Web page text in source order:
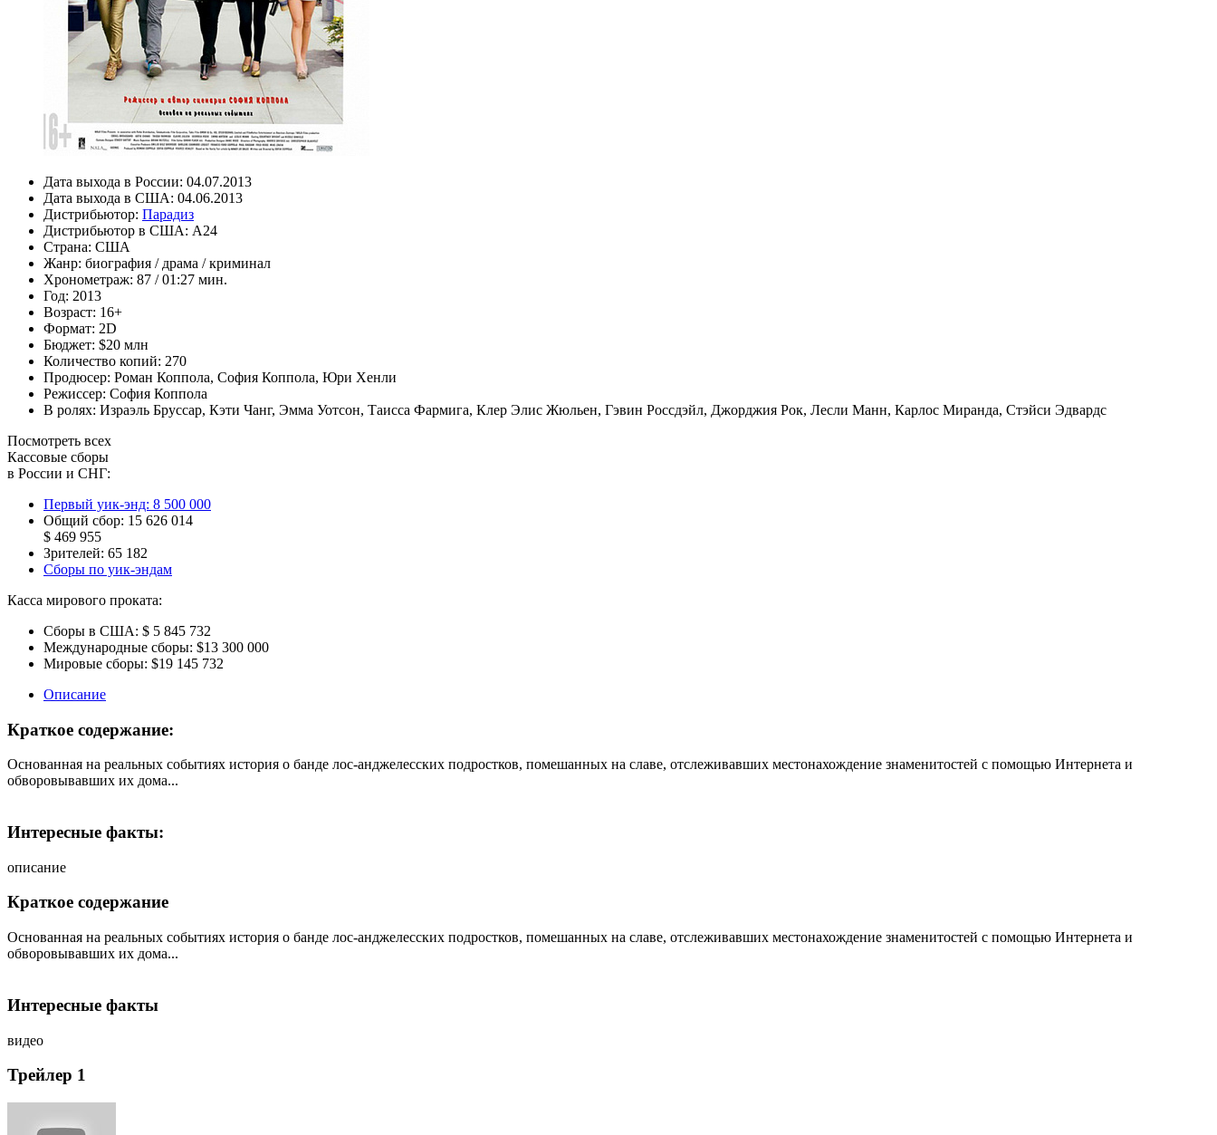
Дата выхода в России: 04.07.2013
Дата выхода в США: 04.06.2013
Дистрибьютор: Парадиз
Дистрибьютор в США: A24
Страна: США
Жанр: биография / драма /криминал
Хронометраж: 87 / 01:27 мин.
Год: 2013
Возраст: 16+
Формат: 2D
Бюджет: $20 млн
Количество копий: 270
Продюсер: Роман Коппола, София Коппола, Юри Хенли
Режиссер: София Коппола
В ролях: Израэль Бруссар, Кэти Чанг, Эмма Уотсон, Таисса Фармига, Клер Элис Жюльен, Гэвин Россдэйл, Джорджия Рок, Лесли Манн, Карлос Миранда, Стэйси Эдвардс
Посмотреть всех
Кассовые сборы
в России и СНГ:
Первый уик-энд: 8 500 000
Общий сбор: 15 626 014
$ 469 955
Зрителей: 65 182
Сборы по уик-эндам
Касса мирового проката:
Сборы в США: $ 5 845 732
Международные сборы: $13 300 000
Мировые сборы: $19 145 732
Описание
Краткое содержание:
Основанная на реальных событиях история о банде лос-анджелесских подростков, помешанных на славе, отслеживавших местонахождение знаменитостей с помощью Интернета и
обворовывавших их дома...
Интересные факты:
описание
Краткое содержание
Основанная на реальных событиях история о банде лос-анджелесских подростков, помешанных на славе, отслеживавших местонахождение знаменитостей с помощью Интернета и
обворовывавших их дома...
Интересные факты
видео
Трейлер 1